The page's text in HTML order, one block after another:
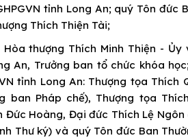
tỉnh Long An; quý Tôn đức
Thích Thiện Tài;
thượng Thích Minh Thiện - Ủy
An, Trưởng ban tổ chức khóa
tỉnh Long An: Thượng tọa
ban Pháp chế), Thượng tọa
Đức Hoàng, Đại đức Thích Lệ
Thư ký) và quý Tôn đức Ban